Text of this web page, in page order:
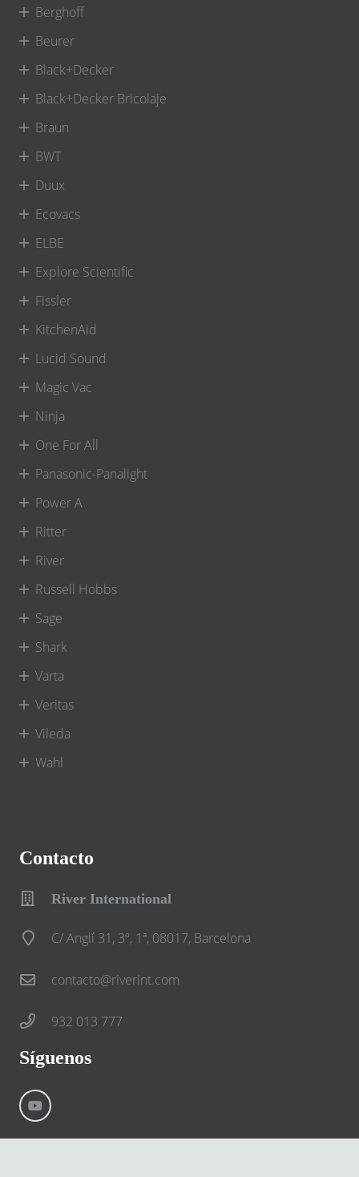
Berghoff
Beurer
Black+Decker
Black+Decker Bricolaje
Braun
BWT
Duux
Ecovacs
ELBE
Explore Scientific
Fissler
KitchenAid
Lucid Sound
Magic Vac
Ninja
One For All
Panasonic-Panalight
Power A
Ritter
River
Russell Hobbs
Sage
Shark
Varta
Veritas
Vileda
Wahl
Contacto
River International
C/ Anglí 31, 3º, 1ª, 08017, Barcelona
contacto@riverint.com
932 013 777
Síguenos